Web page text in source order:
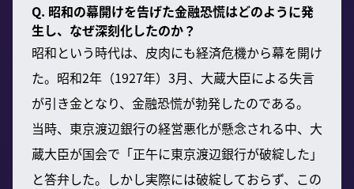
Q. 昭和の幕開けを告げた金融恐慌はどのように発
生し、なぜ深刻化したのか？
昭和という時代は、皮肉にも経済危機から幕を開け
た。昭和2年（1927年）3月、大蔵大臣による失言
が引き金となり、金融恐慌が勃発したのである。
当時、東京渡辺銀行の経営悪化が懸念される中、大
蔵大臣が国会で「正午に東京渡辺銀行が破綻した」
と答弁した。しかし実際には破綻しておらず、この